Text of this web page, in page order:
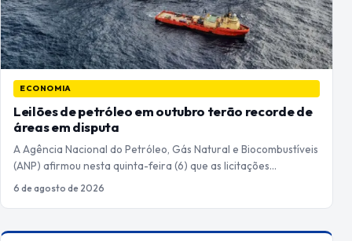
ECONOMIA
Leilões de petróleo em outubro terão recorde de
áreas em disputa
A Agência Nacional do Petróleo, Gás Natural e Biocombustíveis
(ANP) afirmou nesta quinta-feira (6) que as licitações…
6 de agosto de 2026